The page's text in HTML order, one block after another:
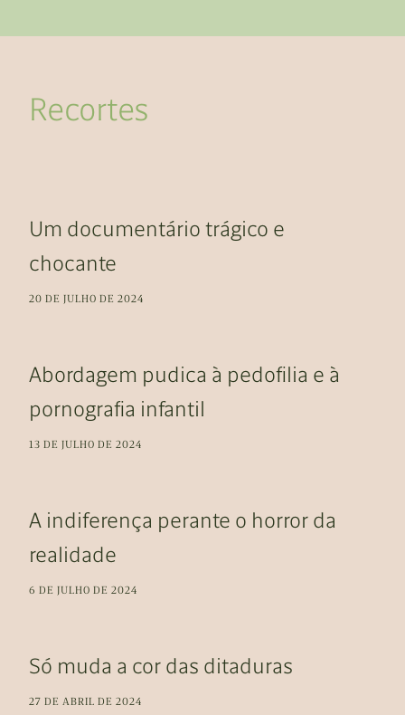
Recortes
Um documentário trágico e
chocante
20 DE JULHO DE 2024
Abordagem pudica à pedofilia e à
pornografia infantil
13 DE JULHO DE 2024
A indiferença perante o horror da
realidade
6 DE JULHO DE 2024
Só muda a cor das ditaduras
27 DE ABRIL DE 2024